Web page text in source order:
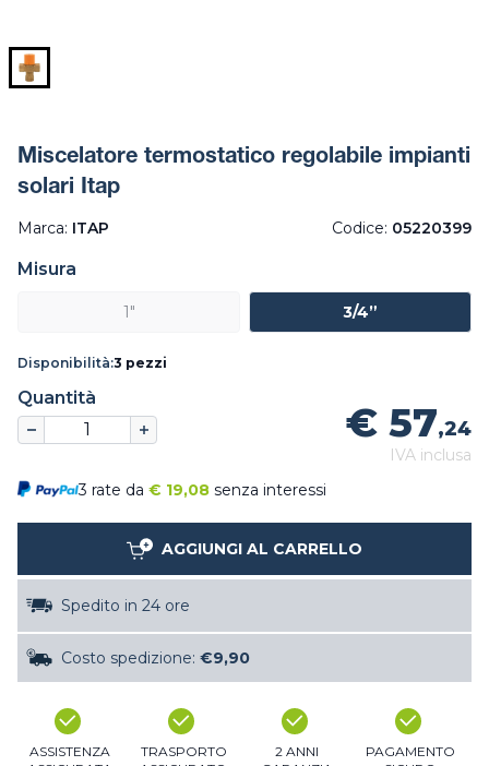
Miscelatore termostatico regolabile impianti
solari Itap
Marca: ITAP Codice: 05220399
Misura
1" 3/4”
Disponibilità:3 pezzi
Quantità
€ 57,24
IVA inclusa
3 rate da € 19,08 senza interessi
AGGIUNGI AL CARRELLO
Spedito in 24 ore
Costo spedizione: €9,90
ASSISTENZA
TRASPORTO
2 ANNI
PAGAMENTO